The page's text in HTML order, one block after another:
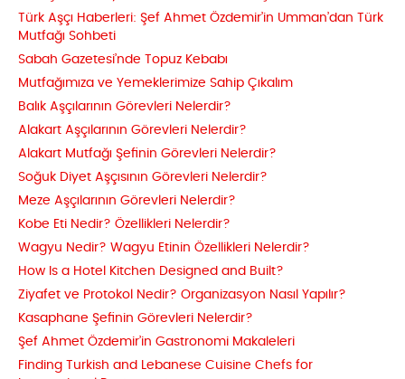
Türk Aşçı Haberleri: Şef Ahmet Özdemir’in Umman’dan Türk
Mutfağı Sohbeti
Sabah Gazetesi’nde Topuz Kebabı
Mutfağımıza ve Yemeklerimize Sahip Çıkalım
Balık Aşçılarının Görevleri Nelerdir?
Alakart Aşçılarının Görevleri Nelerdir?
Alakart Mutfağı Şefinin Görevleri Nelerdir?
Soğuk Diyet Aşçısının Görevleri Nelerdir?
Meze Aşçılarının Görevleri Nelerdir?
Kobe Eti Nedir? Özellikleri Nelerdir?
Wagyu Nedir? Wagyu Etinin Özellikleri Nelerdir?
How Is a Hotel Kitchen Designed and Built?
Ziyafet ve Protokol Nedir? Organizasyon Nasıl Yapılır?
Kasaphane Şefinin Görevleri Nelerdir?
Şef Ahmet Özdemir’in Gastronomi Makaleleri
Finding Turkish and Lebanese Cuisine Chefs for